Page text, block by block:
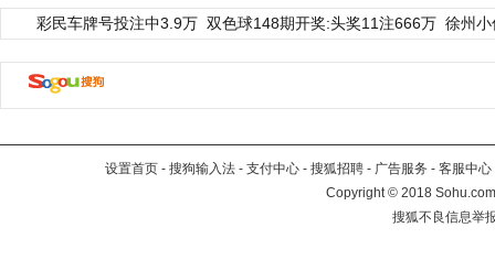
彩民车牌号投注中3.9万 双色球148期开奖:头奖11注666万 徐州
设置首页 - 搜狗输入法 - 支付中心 - 搜狐招聘 - 广告服务 - 客服中心
Copyright©2018
搜狐不良信息举